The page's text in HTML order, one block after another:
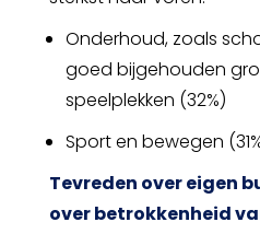
Onderhoud, zoals
goed bijgehouden
speelplekken (32%)
Sport en bewegen
Tevreden over eigen
over betrokkenheid